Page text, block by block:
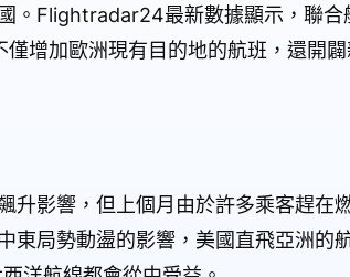
。Flightradar24最新數據顯示，聯合
增加歐洲現有目的地的航班，還開
升影響，但上個月由於許多乘客趕在
東局勢動盪的影響，美國直飛亞洲的